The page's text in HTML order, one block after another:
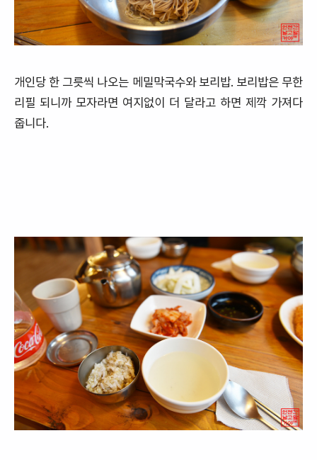
개인당 한 그릇씩 나오는 메밀막국수와 보리밥. 보리밥은 무한
리필 되니까 모자라면 여지없이 더 달라고 하면 제깍 가져다
줍니다.